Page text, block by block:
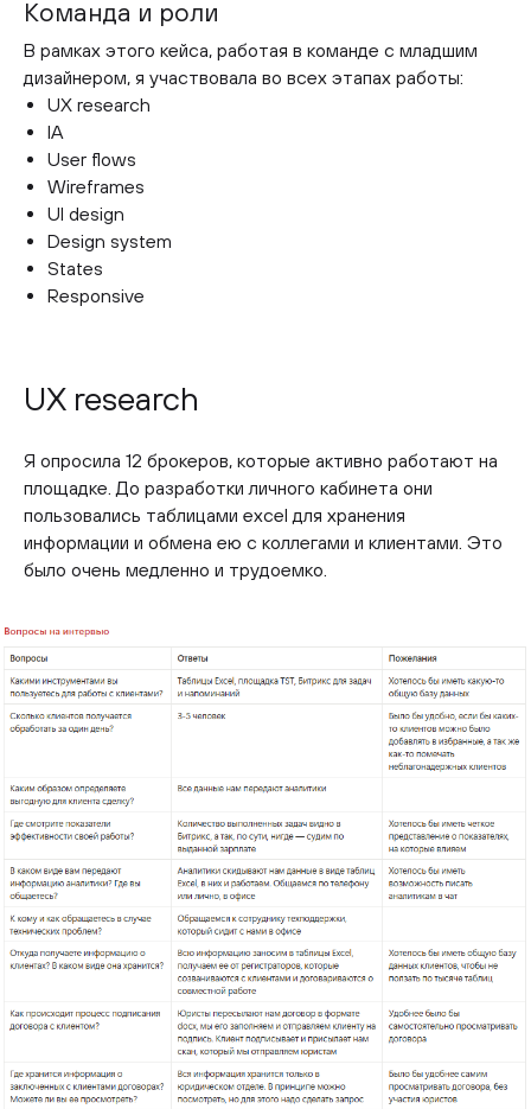
Команда и роли
В рамках этого кейса, работая в команде с младшим
дизайнером, я участвовала во всех этапах работы:
UX research
IA
User flows
Wireframes
UI design
Design system
States
Responsive
UX research
Я опросила 12 брокеров, которые активно работают на
площадке. До разработки личного кабинета они
пользовались таблицами excel для хранения
информации и обмена ею с коллегами и клиентами. Это
было очень медленно и трудоемко.